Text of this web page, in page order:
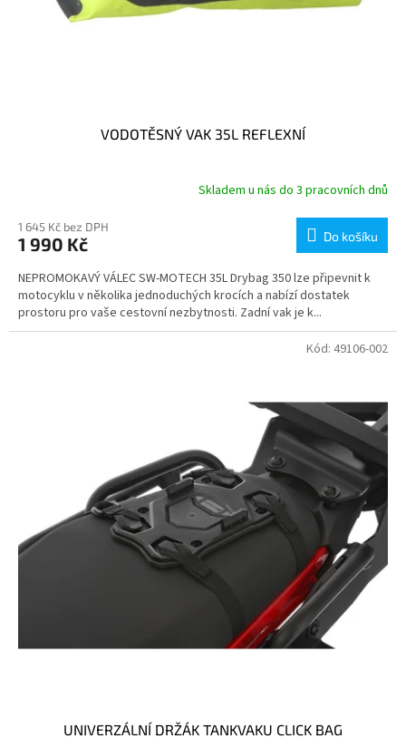
VODOTĚSNÝ VAK 35L REFLEXNÍ
Skladem u nás do 3 pracovních dnů
1 645 Kč bez DPH
1 990 Kč Do košíku
NEPROMOKAVÝ VÁLEC SW-MOTECH 35L Drybag 350 lze připevnit k
motocyklu v několika jednoduchých krocích a nabízí dostatek
prostoru pro vaše cestovní nezbytnosti. Zadní vak je k...
UNIVERZÁLNÍ DRŽÁK TANKVAKU CLICK BAG
Kód: 49106-002